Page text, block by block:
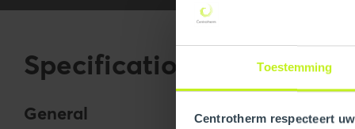
Toestemming
Centrotherm respecteert
Specifications
General